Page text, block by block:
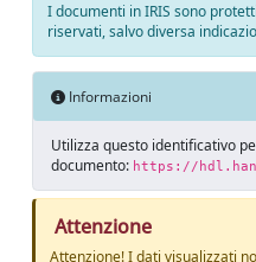
I documenti in IRIS sono
riservati, salvo diversa
Informazioni
Utilizza questo identificativo
documento: https://
Attenzione
Attenzione! I dati visualizzati